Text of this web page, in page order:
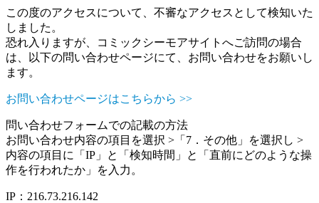
この度のアクセスについて、不審なアクセスとして検知いた
しました。
恐れ入りますが、コミックシーモアサイトへご訪問の場合
は、以下の問い合わせページにて、お問い合わせをお願いし
ます。
お問い合わせページはこちらから >>
問い合わせフォームでの記載の方法
お問い合わせ内容の項目を選択 >「7．その他」を選択し >
内容の項目に「IP」と「検知時間」と「直前にどのような操
作を行われたか」を入力。
IP：216.73.216.142